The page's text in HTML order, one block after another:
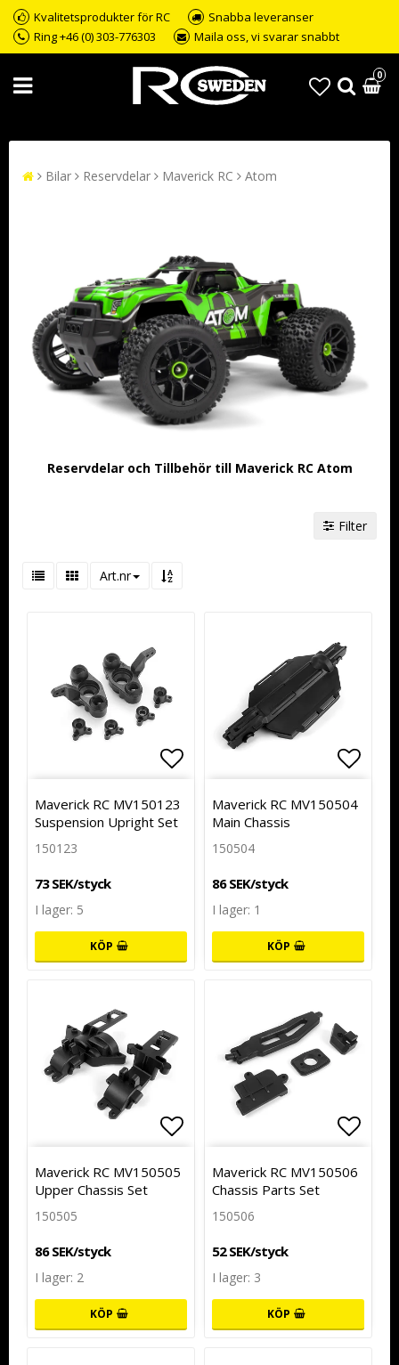
Kvalitetsprodukter för RC
Snabba leveranser
Ring +46 (0) 303-776303
Maila oss, vi svarar snabbt
0
Bilar Reservdelar Maverick RC Atom
Reservdelar och Tillbehör till Maverick RC Atom
Filter
Art.nr
Lägg till i favoritlistan
Lägg till i favoritlistan
Maverick RC MV150123
Suspension Upright Set
150123
73 SEK/styck
I lager: 5
KÖP
Lägg
Maverick RC MV150504
Main Chassis
150504
86 SEK/styck
I lager: 1
KÖP
Lägg till i favoritlistan
Lägg till i favoritlistan
Maverick RC MV150505
Upper Chassis Set
150505
86 SEK/styck
I lager: 2
KÖP
Lägg
Lägg
Maverick RC MV150506
Chassis Parts Set
150506
52 SEK/styck
I lager: 3
KÖP